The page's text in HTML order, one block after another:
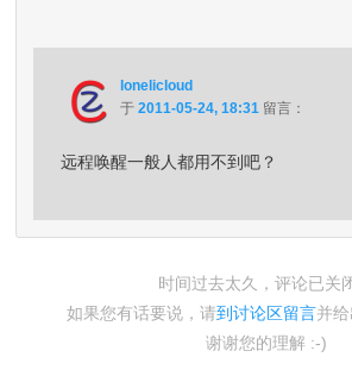
lonelicloud
于2011-05-24, 18:31 留言：
远程唤醒一般人都用不到吧？
时间过去太久，评论已关
如果您有话要说，请到讨论区留言并给
谢谢您的理解 :-)